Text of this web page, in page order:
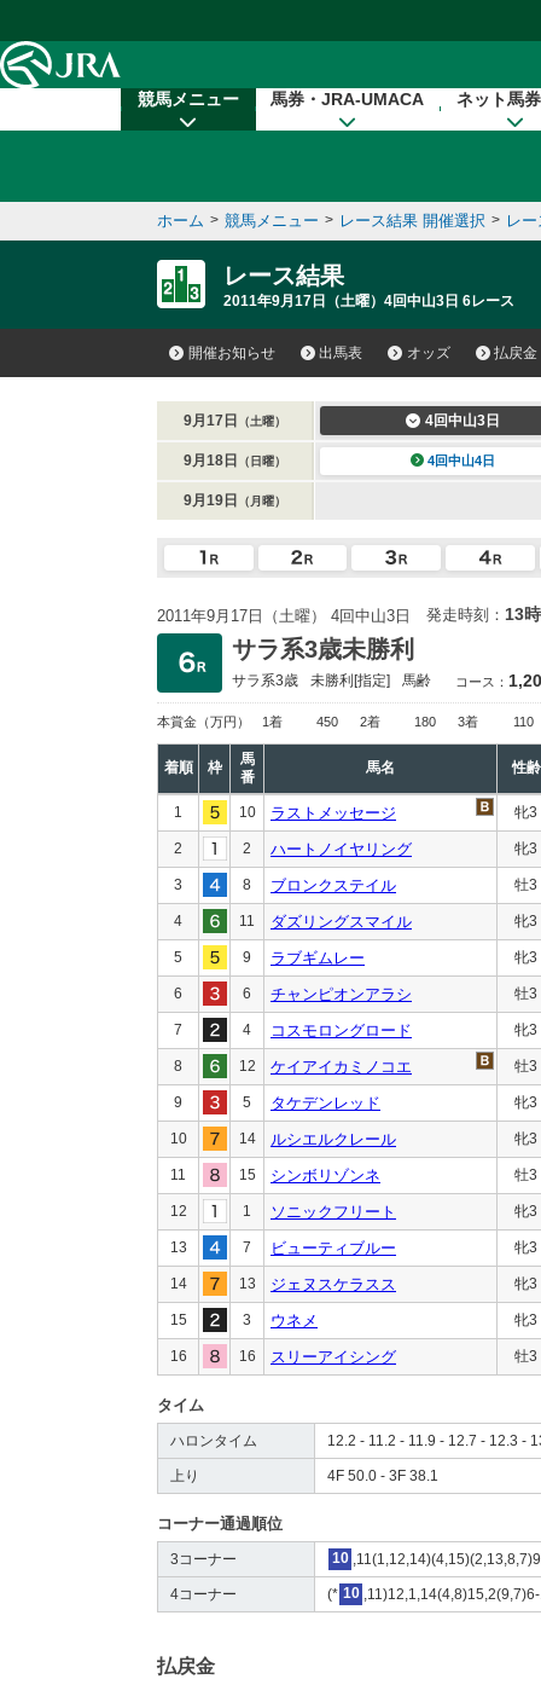
競馬メニュー 馬券・JRA-UMACA ネット馬
ホーム > 競馬メニュー > レース結果 開催選択 > レ
レース結果
2011年9月17日（土曜）4回中山3日 6レース
開催お知らせ 出馬表 オッズ 払戻金
9月17日 （土曜） 4回中山3日
9月18日 （日曜） 4回中山4日
9月19日 （月曜）
2011年9月17日（土曜） 4回中山3日 発走時刻： 13
サラ系3歳未勝利
サラ系3歳 未勝利[指定] 馬齢 コース：
本賞金 （万円） 1着 450 2着 180 3着 110
着順 枠
馬
番
馬名 性齢
1 10 ラストメッセージ 牝3
2 2 ハートノイヤリング 牝3
3 8 ブロンクステイル 牡3
4 11 ダズリングスマイル 牝3
5 9 ラブギムレー 牝3
6 6 チャンピオンアラシ 牡3
7 4 コスモロングロード 牝3
8 12 ケイアイカミノコエ 牡3
9 5 タケデンレッド 牝3
10 14 ルシエルクレール 牝3
11 15 シンボリゾンネ 牡3
12 1 ソニックフリート 牝3
13 7 ビューティブルー 牝3
14 13 ジェヌスケラスス 牝3
15 3 ウネメ 牝3
16 16 スリーアイシング 牡3
タイム
ハロンタイム 12.2 - 11.2 - 11.9 - 12.7 - 12.3 -
上り 4F 50.0 - 3F 38.1
コーナー通過順位
3コーナー 10
4コーナー (* 10
払戻金